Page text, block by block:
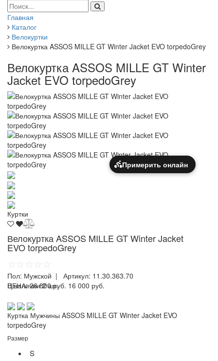
Главная
Каталог
Велокуртки
Велокуртка ASSOS MILLE GT Winter Jacket EVO torpedoGrey
Велокуртка ASSOS MILLE GT Winter
Jacket EVO torpedoGrey
Примерить онлайн
Куртки
Велокуртка ASSOS MILLE GT Winter Jacket
EVO torpedoGrey
☆☆☆☆☆
Пол: Мужской | Артикул: 11.30.363.70
ЦЕНА:26 800 руб. 16 000 руб.
В наличии 2 шт.
Куртка Мужчины ASSOS MILLE GT Winter Jacket EVO
torpedoGrey
Размер
S